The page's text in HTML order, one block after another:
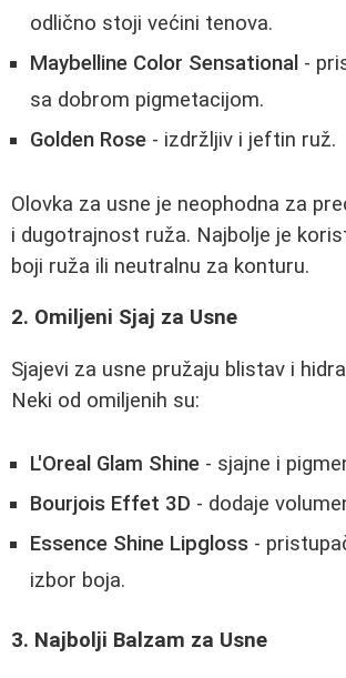
odlično stoji većini tenova.
Maybelline Color Sensational -
sa dobrom pigmetacijom.
Golden Rose - izdržljiv i jeftin ruž.
Olovka za usne je neophodna za
i dugotrajnost ruža. Najbolje je
boji ruža ili neutralnu za konturu.
2. Omiljeni Sjaj za Usne
Sjajevi za usne pružaju blistav i
Neki od omiljenih su:
L'Oreal Glam Shine - sjajne i
Bourjois Effet 3D - dodaje
Essence Shine Lipgloss -
izbor boja.
3. Najbolji Balzam za Usne